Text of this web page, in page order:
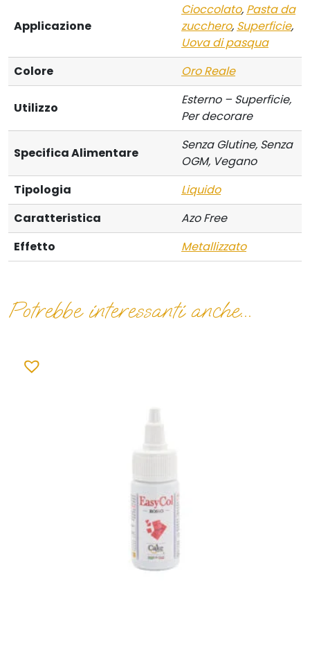
Applicazione
Cioccolato, Pasta da
zucchero, Superficie,
Uova di pasqua
Colore
Oro Reale
Utilizzo
Esterno – Superficie,
Per decorare
Specifica Alimentare
Senza Glutine, Senza
OGM, Vegano
Tipologia
Liquido
Caratteristica
Azo Free
Effetto
Metallizzato
Potrebbe interessanti anche...